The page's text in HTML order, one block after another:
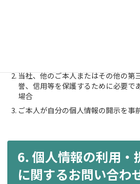
当社、他のご本人またはその他の第
誉、信用等を保護するために必要で
場合
ご本人が自分の個人情報の開示を事
6. 個人情報の利用・
に関するお問い合わ